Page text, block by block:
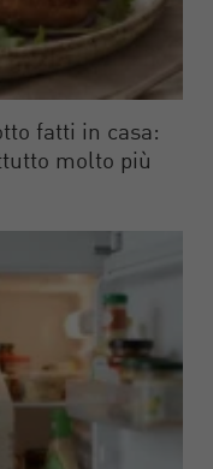
fatti in casa:
molto più